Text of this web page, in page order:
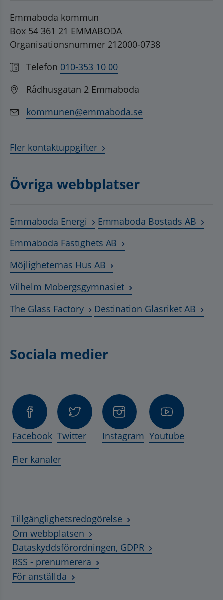
Emmaboda kommun
Box 54 361 21 EMMABODA
Organisationsnummer 212000-0738
Telefon 010-353 10 00
Rådhusgatan 2 Emmaboda
kommunen@emmaboda.se
Fler kontaktuppgifter
Övriga webbplatser
Emmaboda Energi Länk till annan webbplats,
Emmaboda Bostads AB
Emmaboda Fastighets AB Länk till annan
Möjligheternas Hus AB Länk till annan webbplats,
Vilhelm MobergsgymnasietLänk till annan
The Glass FactoryLänk till annan webbplats,
Destination Glasriket AB
Sociala medier
Facebook Twitter Instagram Youtube
Fler kanaler
Tillgänglighetsredogörelse
Om webbplatsen
Dataskyddsförordningen, GDPR
RSS - prenumerera
För anställda Länk till annan webbplats, öppnas i